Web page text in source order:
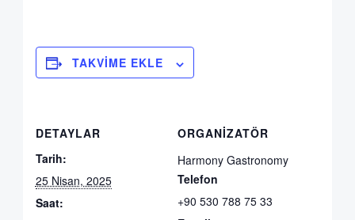
TAKVIME EKLE
DETAYLAR
Tarih:
25 Nisan, 2025
Saat:
ORGANIZATÖR
Harmony Gastronomy
Telefon
+90 530 788 75 33